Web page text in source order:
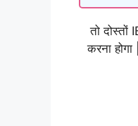
तो
करना